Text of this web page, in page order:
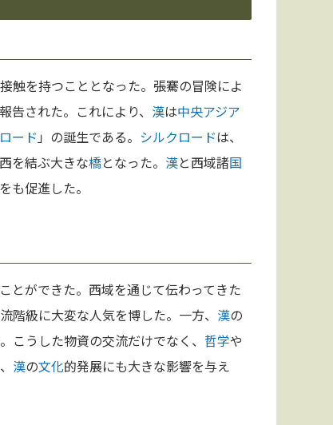
触を持つこととなった。張騫の冒険によ
告された。これにより、 漢は中央アジア
ード 」の誕生である。 シルクロードは、
を結ぶ大きな橋となった。 漢と西域諸国
も促進した。
とができた。西域を通じて伝わってきた
階級に大変な人気を博した。一方、 漢の
こうした物資の交流だけでなく、 哲学や
漢の文化的発展にも大きな影響を与え